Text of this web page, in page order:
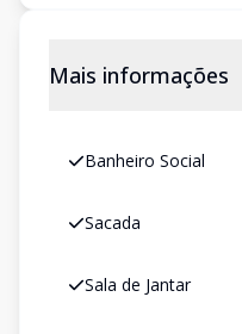
Mais informações
Banheiro Social
Sacada
Sala de Jantar